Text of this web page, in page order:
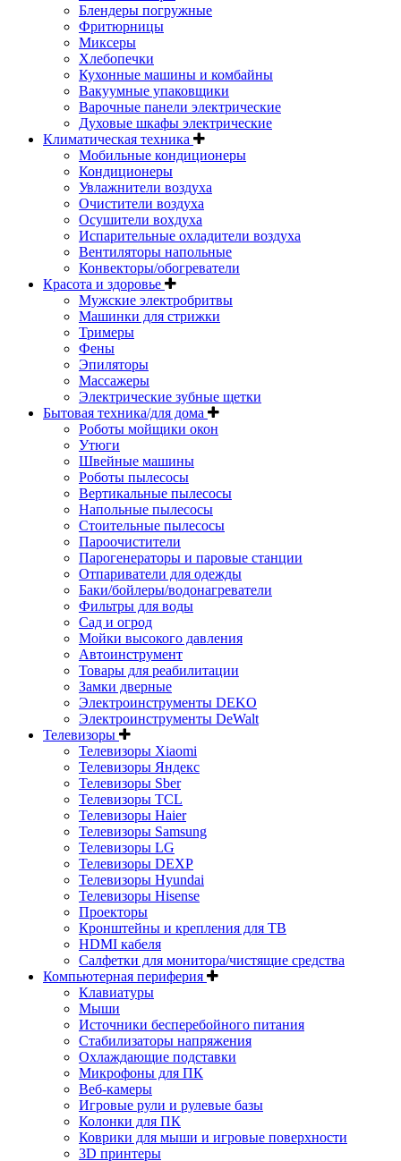
Блендеры погружные
Фритюрницы
Миксеры
Хлебопечки
Кухонные машины и комбайны
Вакуумные упаковщики
Варочные панели электрические
Духовые шкафы электрические
Климатическая техника
Мобильные кондиционеры
Кондиционеры
Увлажнители воздуха
Очистители воздуха
Осушители вохдуха
Испарительные охладители воздуха
Вентиляторы напольные
Конвекторы/обогреватели
Красота и здоровье
Мужские электробритвы
Машинки для стрижки
Тримеры
Фены
Эпиляторы
Массажеры
Электрические зубные щетки
Бытовая техника/для дома
Роботы мойщики окон
Утюги
Швейные машины
Роботы пылесосы
Вертикальные пылесосы
Напольные пылесосы
Стоительные пылесосы
Пароочистители
Парогенераторы и паровые станции
Отпариватели для одежды
Баки/бойлеры/водонагреватели
Фильтры для воды
Сад и огрод
Мойки высокого давления
Автоинструмент
Товары для реабилитации
Замки дверные
Электроинструменты DEKO
Электроинструменты DeWalt
Телевизоры
Телевизоры Xiaomi
Телевизоры Яндекс
Телевизоры Sber
Телевизоры TCL
Телевизоры Haier
Телевизоры Samsung
Телевизоры LG
Телевизоры DEXP
Телевизоры Hyundai
Телевизоры Hisense
Проекторы
Кронштейны и крепления для ТВ
HDMI кабеля
Салфетки для монитора/чистящие средства
Компьютерная периферия
Клавиатуры
Мыши
Источники бесперебойного питания
Стабилизаторы напряжения
Охлаждающие подставки
Микрофоны для ПК
Веб-камеры
Игровые рули и рулевые базы
Колонки для ПК
Коврики для мыши и игровые поверхности
3D принтеры